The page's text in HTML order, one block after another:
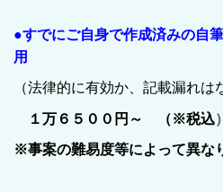
●すでにご自身で作成済みの自
用
（法律的に有効か、記載漏れは
１万６５００円～ （※税込）
※事案の難易度等によって異な